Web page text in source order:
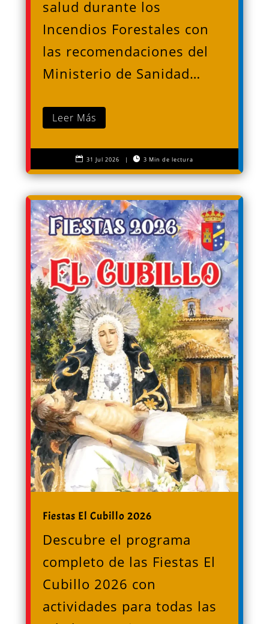
salud durante los
Incendios Forestales con
las recomendaciones del
Ministerio de Sanidad…
Leer Más
 31 Jul 2026 |  3 Min de lectura
Fiestas El Cubillo 2026
Descubre el programa
completo de las Fiestas El
Cubillo 2026 con
actividades para todas las